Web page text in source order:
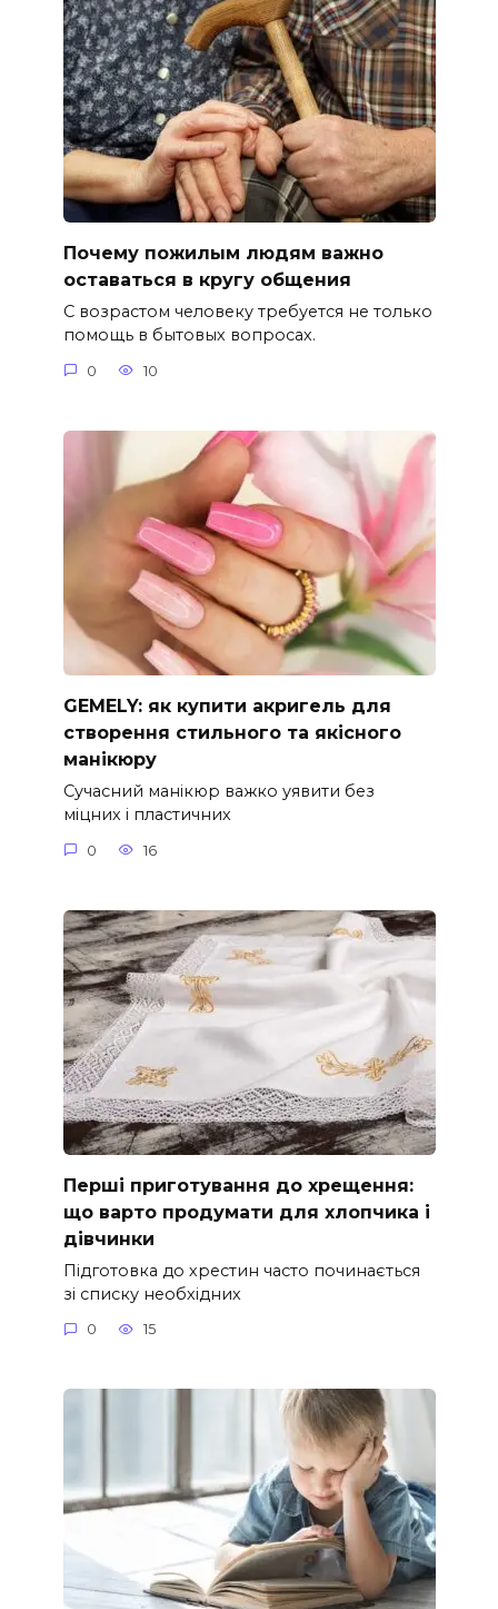
Почему пожилым людям важно
оставаться в кругу общения
С возрастом человеку требуется не только
помощь в бытовых вопросах.
0 10
GEMELY: як купити акригель для
створення стильного та якісного
манікюру
Сучасний манікюр важко уявити без
міцних і пластичних
0 16
Перші приготування до хрещення:
що варто продумати для хлопчика і
дівчинки
Підготовка до хрестин часто починається
зі списку необхідних
0 15